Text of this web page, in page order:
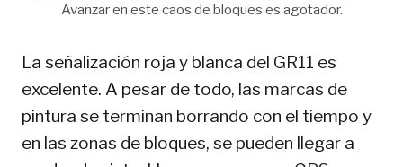
Avanzar en este caos de bloques es agotador.
La señalización roja y blanca del GR11 es
excelente. A pesar de todo, las marcas de
pintura se terminan borrando con el tiempo y
en las zonas de bloques, se pueden llegar a